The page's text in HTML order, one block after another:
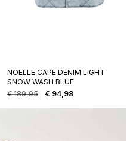
NOELLE CAPE DENIM LIGHT
SNOW WASH BLUE
€189,95
Oorspronkelijke
prijs
€ 94,98
Huidige
prijs